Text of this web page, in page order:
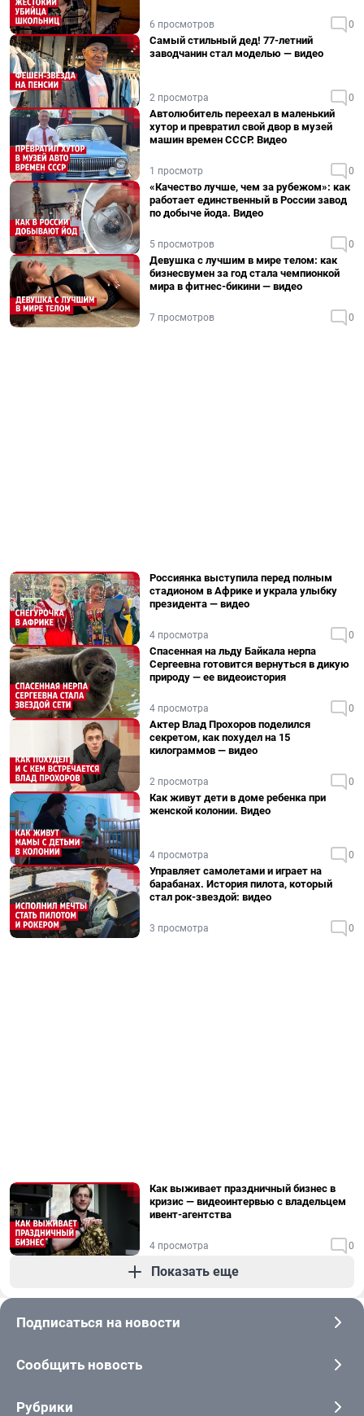
6 просмотров 0
Самый стильный дед! 77-летний
заводчанин стал моделью — видео
2 просмотра 0
Автолюбитель переехал в маленький
хутор и превратил свой двор в музей
машин времен СССР. Видео
1 просмотр 0
«Качество лучше, чем за рубежом»: как
работает единственный в России завод
по добыче йода. Видео
5 просмотров 0
Девушка с лучшим в мире телом: как
бизнесвумен за год стала чемпионкой
мира в фитнес-бикини — видео
7 просмотров 0
Россиянка выступила перед полным
стадионом в Африке и украла улыбку
президента — видео
4 просмотра 0
Спасенная на льду Байкала нерпа
Сергеевна готовится вернуться в дикую
природу — ее видеоистория
4 просмотра 0
Актер Влад Прохоров поделился
секретом, как похудел на 15
килограммов — видео
2 просмотра 0
Как живут дети в доме ребенка при
женской колонии. Видео
4 просмотра 0
Управляет самолетами и играет на
барабанах. История пилота, который
стал рок-звездой: видео
3 просмотра 0
Как выживает праздничный бизнес в
кризис — видеоинтервью с владельцем
ивент-агентства
4 просмотра 0
Показать еще
Подписаться на новости
Сообщить новость
Рубрики